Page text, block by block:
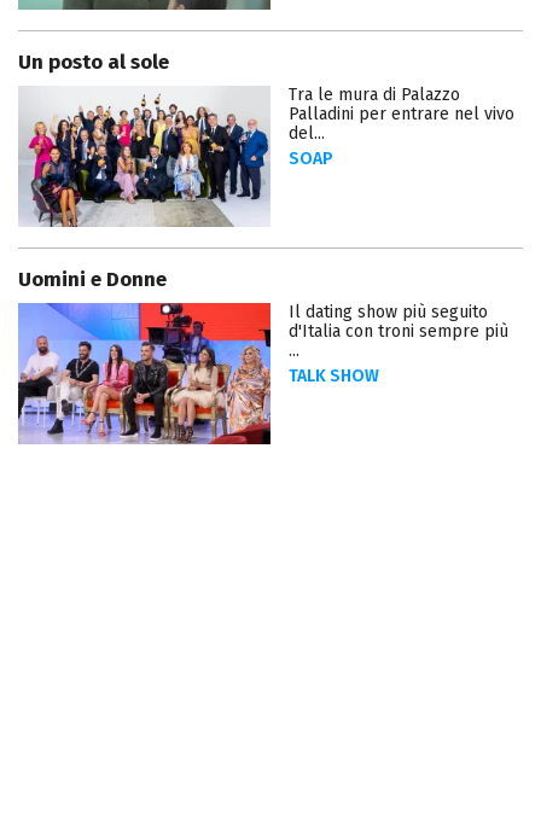
Un posto al sole
Tra le mura di Palazzo
Palladini per entrare nel vivo
del...
SOAP
Uomini e Donne
Il dating show più seguito
d'Italia con troni sempre più
...
TALK SHOW